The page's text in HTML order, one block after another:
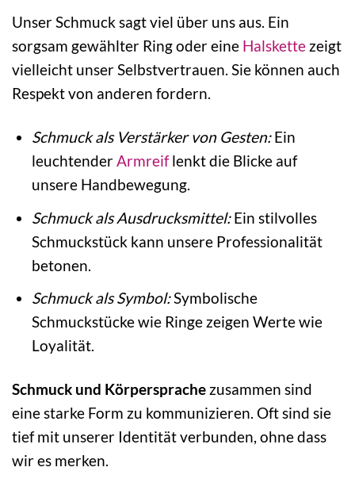
Unser Schmuck sagt viel über uns aus. Ein
sorgsam gewählter Ring oder eine Halskette zeigt
vielleicht unser Selbstvertrauen. Sie können auch
Respekt von anderen fordern.
Schmuck als Verstärker von Gesten:Ein
leuchtenderArmreiflenkt die Blicke auf
unsere Handbewegung.
Schmuck als Ausdrucksmittel:Ein stilvolles
Schmuckstück kann unsere Professionalität
betonen.
Schmuck als Symbol:Symbolische
Schmuckstücke wie Ringe zeigen Werte wie
Loyalität.
Schmuck und Körpersprache zusammen sind
eine starke Form zu kommunizieren. Oft sind sie
tief mit unserer Identität verbunden, ohne dass
wir es merken.